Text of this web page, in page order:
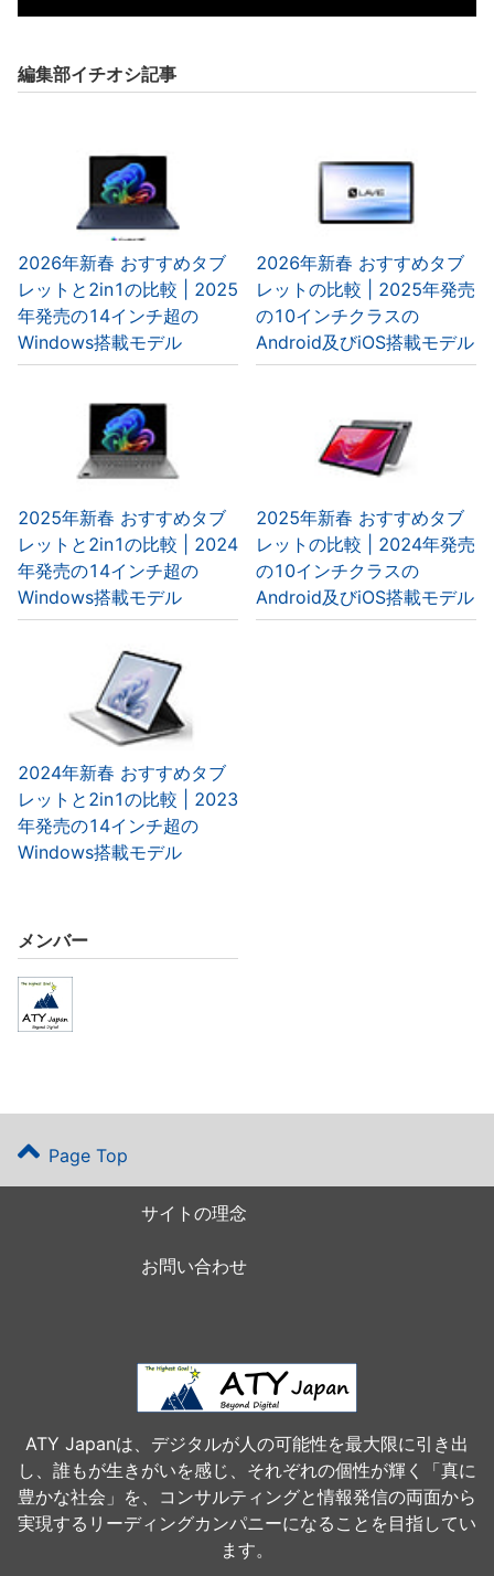
編集部イチオシ記事
2026年新春 おすすめタブ
レットと2in1の比較 | 2025
年発売の14インチ超の
Windows搭載モデル
2026年新春 おすすめタブ
レットの比較 | 2025年発売
の10インチクラスの
Android及びiOS搭載モデル
2025年新春 おすすめタブ
レットと2in1の比較 | 2024
年発売の14インチ超の
Windows搭載モデル
2025年新春 おすすめタブ
レットの比較 | 2024年発売
の10インチクラスの
Android及びiOS搭載モデル
2024年新春 おすすめタブ
レットと2in1の比較 | 2023
年発売の14インチ超の
Windows搭載モデル
メンバー
Page Top
サイトの理念
お問い合わせ
ATY Japanは、デジタルが人の可能性を最大限に引き出
し、誰もが生きがいを感じ、それぞれの個性が輝く「真に
豊かな社会」を、コンサルティングと情報発信の両面から
実現するリーディングカンパニーになることを目指してい
ます。